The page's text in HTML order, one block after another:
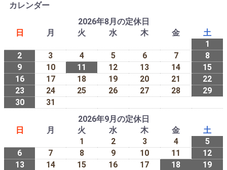
カレンダー
2026年8月の定休日
日
月 火 水 木 金
土
1
2
3 4 5 6 7
8
9
10 11 12 13 14
15
16
17 18 19 20 21
22
23
24 25 26 27 28
29
30
31
2026年9月の定休日
日
月 火 水 木 金
土
1
2 3 4
5
6
7 8 9 10 11
12
13
14 15 16 17 18 19